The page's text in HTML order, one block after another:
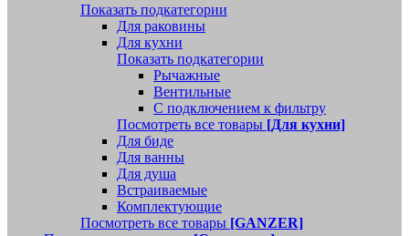
Показать подкатегории
Для раковины
Для кухни
Показать подкатегории
Рычажные
Вентильные
С подключением к фильтру
Посмотреть все товары [Для кухни]
Для биде
Для ванны
Для душа
Встраиваемые
Комплектующие
Посмотреть все товары [GANZER]